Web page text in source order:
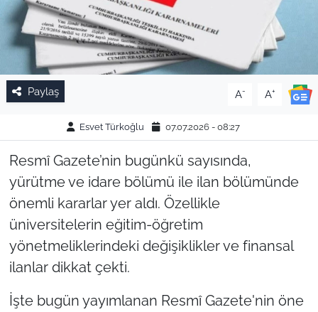
Paylaş A- A+
Esvet Türkoğlu 07.07.2026 - 08:27
Resmî Gazete’nin bugünkü sayısında,
yürütme ve idare bölümü ile ilan bölümünde
önemli kararlar yer aldı. Özellikle
üniversitelerin eğitim-öğretim
yönetmeliklerindeki değişiklikler ve finansal
ilanlar dikkat çekti.
İşte bugün yayımlanan Resmî Gazete'nin öne